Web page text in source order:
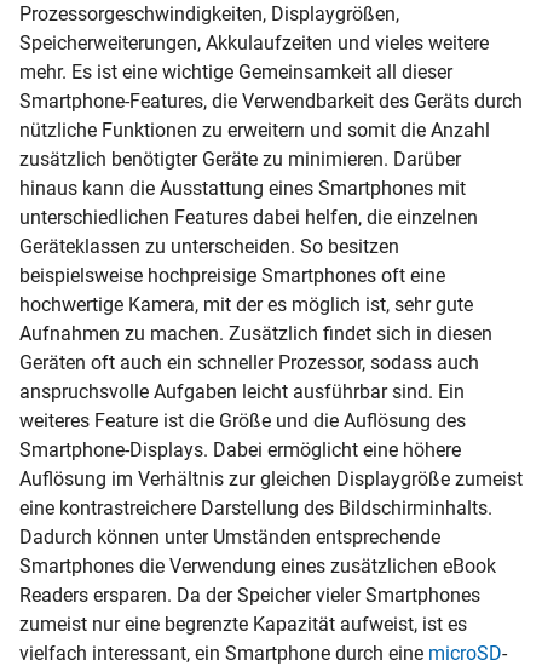
Prozessorgeschwindigkeiten, Displaygrößen,
Speicherweiterungen, Akkulaufzeiten und vieles weitere
mehr. Es ist eine wichtige Gemeinsamkeit all dieser
Smartphone-Features, die Verwendbarkeit des Geräts durch
nützliche Funktionen zu erweitern und somit die Anzahl
zusätzlich benötigter Geräte zu minimieren. Darüber
hinaus kann die Ausstattung eines Smartphones mit
unterschiedlichen Features dabei helfen, die einzelnen
Geräteklassen zu unterscheiden. So besitzen
beispielsweise hochpreisige Smartphones oft eine
hochwertige Kamera, mit der es möglich ist, sehr gute
Aufnahmen zu machen. Zusätzlich findet sich in diesen
Geräten oft auch ein schneller Prozessor, sodass auch
anspruchsvolle Aufgaben leicht ausführbar sind. Ein
weiteres Feature ist die Größe und die Auflösung des
Smartphone-Displays. Dabei ermöglicht eine höhere
Auflösung im Verhältnis zur gleichen Displaygröße zumeist
eine kontrastreichere Darstellung des Bildschirminhalts.
Dadurch können unter Umständen entsprechende
Smartphones die Verwendung eines zusätzlichen eBook
Readers ersparen. Da der Speicher vieler Smartphones
zumeist nur eine begrenzte Kapazität aufweist, ist es
vielfach interessant, ein Smartphone durch eine microSD-